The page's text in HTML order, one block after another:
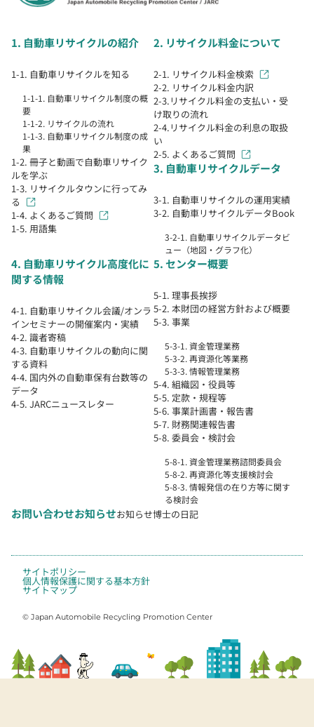
1. 自動車リサイクルの紹介
1-1. 自動車リサイクルを知る
1-1-1. 自動車リサイクル制度の概
要
1-1-2. リサイクルの流れ
1-1-3. 自動車リサイクル制度の成
果
1-2. 冊子と動画で自動車リサイク
ルを学ぶ
1-3. リサイクルタウンに行ってみ
る
1-4. よくあるご質問
1-5. 用語集
2. リサイクル料金について
2-1. リサイクル料金検索
2-2. リサイクル料金内訳
2-3.リサイクル料金の支払い・受
け取りの流れ
2-4.リサイクル料金の利息の取扱
い
2-5. よくあるご質問
3. 自動車リサイクルデータ
3-1. 自動車リサイクルの運用実績
3-2. 自動車リサイクルデータBook
3-2-1. 自動車リサイクルデータビ
ュー（地図・グラフ化）
4. 自動車リサイクル高度化に
関する情報
4-1. 自動車リサイクル会議/オンラ
インセミナーの開催案内・実績
4-2. 識者寄稿
4-3. 自動車リサイクルの動向に関
する資料
4-4. 国内外の自動車保有台数等の
データ
4-5. JARCニュースレター
5. センター概要
5-1. 理事長挨拶
5-2. 本財団の経営方針および概要
5-3. 事業
5-3-1. 資金管理業務
5-3-2. 再資源化等業務
5-3-3. 情報管理業務
5-4. 組織図・役員等
5-5. 定款・規程等
5-6. 事業計画書・報告書
5-7. 財務関連報告書
5-8. 委員会・検討会
5-8-1. 資金管理業務諮問委員会
5-8-2. 再資源化等支援検討会
5-8-3. 情報発信の在り方等に関す
る検討会
お問い合わせお知らせお知らせ博士の日記
サイトポリシー
個人情報保護に関する基本方針
サイトマップ
© Japan Automobile Recycling Promotion Center